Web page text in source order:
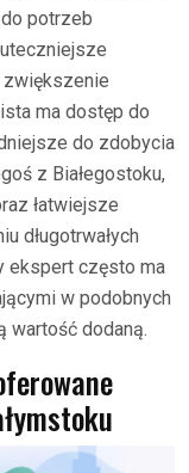
potrzeb
zwiększenie
ma dostęp do
do zdobycia
z Białegostoku,
łatwiejsze
długotrwałych
ekspert często ma
w podobnych
wartość dodaną.